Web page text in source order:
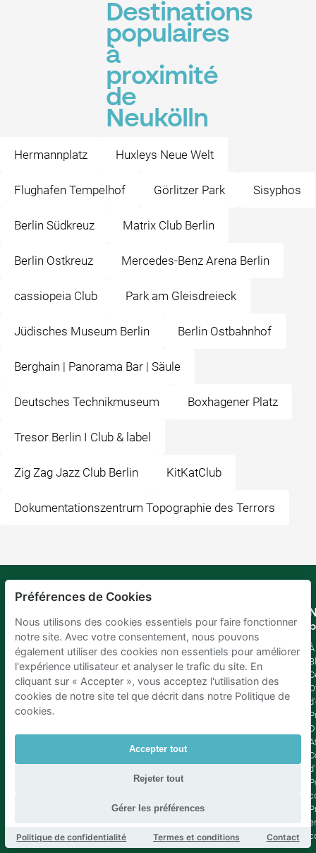
Destinations
populaires
à
proximité
de
Neukölln
Hermannplatz Huxleys Neue Welt
Flughafen Tempelhof Görlitzer Park Sisyphos
Berlin Südkreuz Matrix Club Berlin
Berlin Ostkreuz Mercedes-Benz Arena Berlin
cassiopeia Club Park am Gleisdreieck
Jüdisches Museum Berlin Berlin Ostbahnhof
Berghain | Panorama Bar | Säule
Deutsches Technikmuseum Boxhagener Platz
Tresor Berlin I Club & label
Zig Zag Jazz Club Berlin KitKatClub
Dokumentationszentrum Topographie des Terrors
B.V.
Allemand
Anglais
Espagnol
Français
Italien
Néerlandais
Préférences de Cookies
Nous utilisons des cookies essentiels pour faire fonctionner
notre site. Avec votre consentement, nous pouvons
également utiliser des cookies non essentiels pour améliorer
l'expérience utilisateur et analyser le trafic du site. En
cliquant sur « Accepter », vous acceptez l'utilisation des
cookies de notre site tel que décrit dans notre Politique de
cookies.
Accepter tout
Rejeter tout
Gérer les préférences
Politique de confidentialité Termes et conditions Contact